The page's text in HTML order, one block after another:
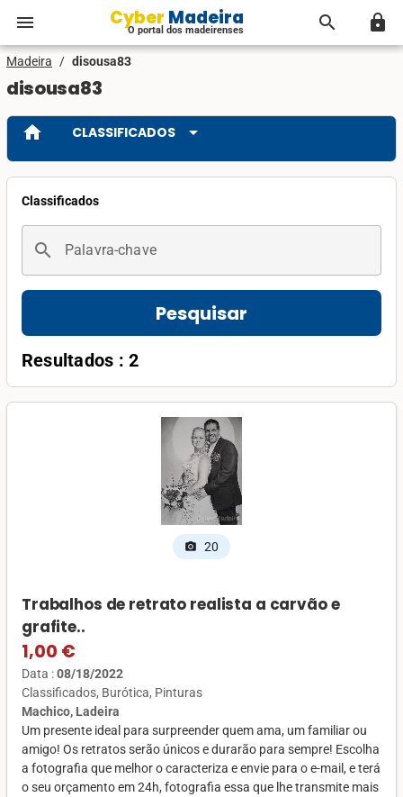
menu Cyber Madeira
O portal dos madeirenses search lock
Madeira / disousa83
disousa83
home CLASSIFICADOS arrow_drop_down
Classificados
search Palavra-chave
Pesquisar
Resultados : 2
photo_camera 20
Trabalhos de retrato realista a carvão e
grafite..
1,00 €
Data :08/18/2022
Classificados Burótica Pinturas
Machico, Ladeira
Um presente ideal para surpreender quem ama, um familiar ou
amigo! Os retratos serão únicos e durarão para sempre! Escolha
a fotografia que melhor o caracteriza e envie para o e-mail, e terá
o seu orçamento em 24h, fotografia essa que lhe transmite mais